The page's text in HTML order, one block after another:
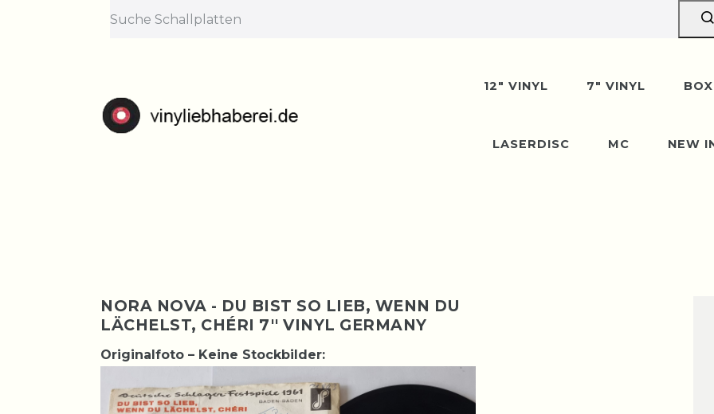
Lieferpause vom 10. bis 29.
August. Danke für euer Verständnis!
12" VINYL 7" VINYL BOX
LASERDISC MC NEW
NORA NOVA - DU BIST SO LIEB, WENN DU
LÄCHELST, CHÉRI 7'' VINYL GERMANY
Originalfoto – Keine Stockbilder: